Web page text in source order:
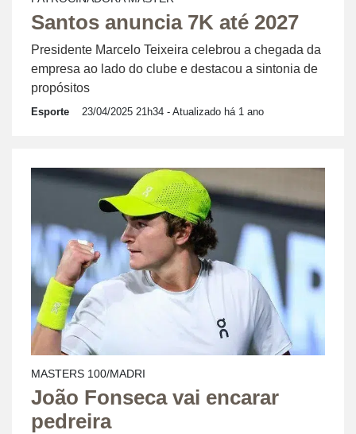
Santos anuncia 7K até 2027
Presidente Marcelo Teixeira celebrou a chegada da
empresa ao lado do clube e destacou a sintonia de
propósitos
Esporte 23/04/2025 21h34 - Atualizado há 1 ano
MASTERS 100/MADRI
João Fonseca vai encarar
pedreira